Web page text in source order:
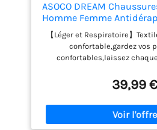
ASOCO DREAM
Homme Femme
de Trekking Respirant
【Léger et Respiratoire】
confortable,gardez vos
confortables,laissez
orteils des chaussures avec
améliore la protection de
empêcher vos blessures aux
accidentellement une pierre
dur. 【Résistance aux
39,99 €